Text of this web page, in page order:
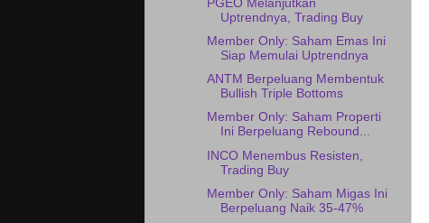
PGEO Melanjutkan
Uptrendnya, Trading Buy
Member Only: Saham Emas Ini
Siap Memulai Uptrendnya
ANTM Berpeluang Membentuk
Bullish Triple Bottoms
Member Only: Saham Properti
Ini Berpeluang Rebound...
INCO Menembus Resisten,
Trading Buy
Member Only: Saham Migas Ini
Berpeluang Naik 35-47%